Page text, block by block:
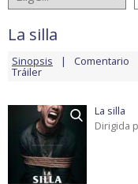
La silla
Sinopsis Comentario
Tráiler
La silla
Dirigida